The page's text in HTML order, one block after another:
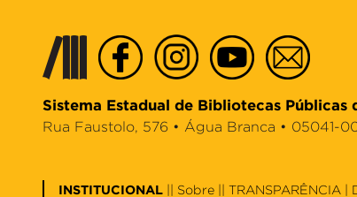
Sistema Estadual de Bibliotecas Públicas
Rua Faustolo, 576 • Água Branca • 05041-
INSTITUCIONAL || Sobre || TRANSPARÊNCIA |